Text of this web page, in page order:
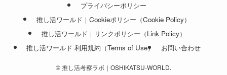
プライバシーポリシー
推し活ワールド｜Cookieポリシー（Cookie Policy）
推し活ワールド｜リンクポリシー（Link Policy）
推し活ワールド 利用規約（Terms of Use）
お問い合わせ
©推し活考察ラボ｜OSHIKATSU-WORLD.